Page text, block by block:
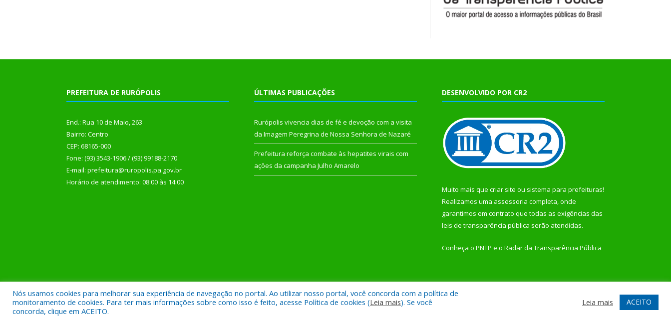
PREFEITURA DE RURÓPOLIS
End.: Rua 10 de Maio, 263
Bairro: Centro
CEP: 68165-000
Fone: (93) 3543-1906 / (93) 99188-2170
E-mail: prefeitura@ruropolis.pa.gov.br
Horário de atendimento: 08:00 às 14:00
ÚLTIMAS PUBLICAÇÕES
Rurópolis vivencia dias de fé e devoção com a visita
da Imagem Peregrina de Nossa Senhora de Nazaré
Prefeitura reforça combate às hepatites virais com
ações da campanha Julho Amarelo
DESENVOLVIDO POR CR2
Muito mais que criar site ou sistema para prefeituras!
Realizamos uma assessoria completa, onde
garantimos em contrato que todas as exigências das
leis de transparência pública serão atendidas.
Conheça o PNTP e o Radar da Transparência Pública
Todos os direitos reservados a Prefeitura Municipal de Rurópolis. Mapa do Site Acessar Webmail
Nós usamos cookies para melhorar sua experiência de navegação no portal. Ao utilizar nosso portal, você concorda com a política de
monitoramento de cookies. Para ter mais informações sobre como isso é feito, acesse Política de cookies (Leia mais). Se você
concorda, clique em ACEITO.
Leia mais ACEITO